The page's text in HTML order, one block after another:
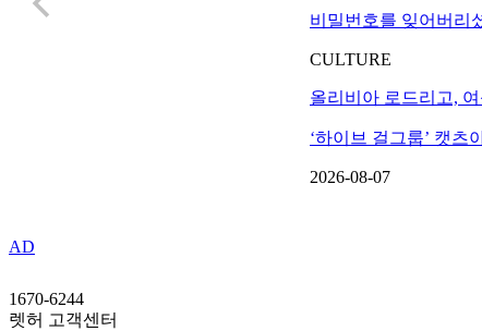
비밀번호를 잊어버리
CULTURE
올리비아 로드리고,
‘하이브 걸그룹’ 캣츠
2026-08-07
AD
1670-6244
렛허 고객센터